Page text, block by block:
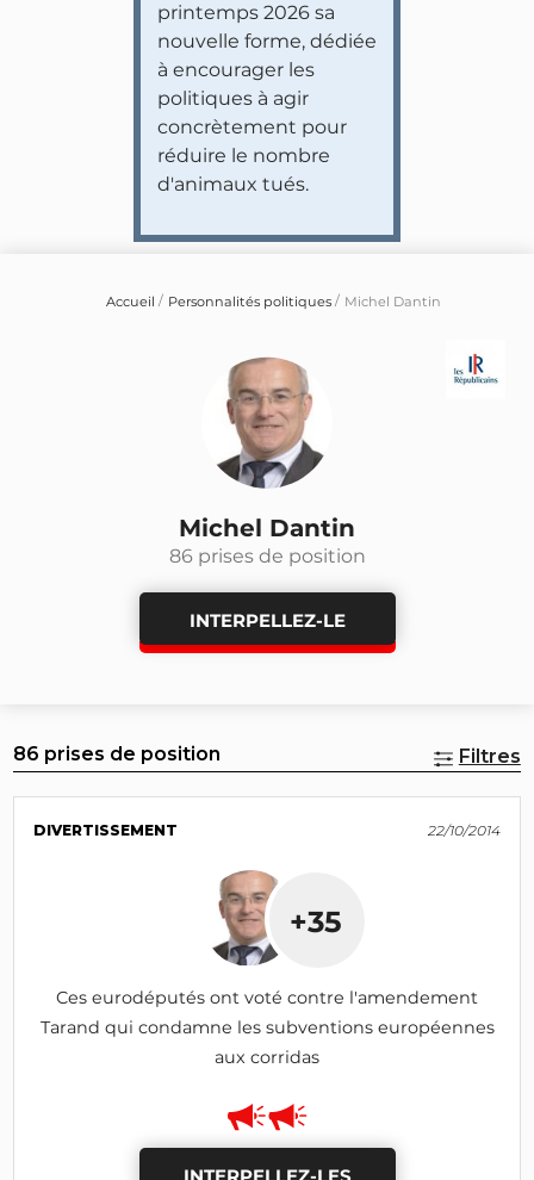
printemps 2026 sa
nouvelle forme, dédiée
à encourager les
politiques à agir
concrètement pour
réduire le nombre
d'animaux tués.
Accueil Personnalités politiques Michel Dantin
Michel Dantin
86 prises de position
INTERPELLEZ-LE
86 prises de position Filtres
DIVERTISSEMENT 22/10/2014
+35
Ces eurodéputés ont voté contre l'amendement
Tarand qui condamne les subventions européennes
aux corridas
INTERPELLEZ-LES